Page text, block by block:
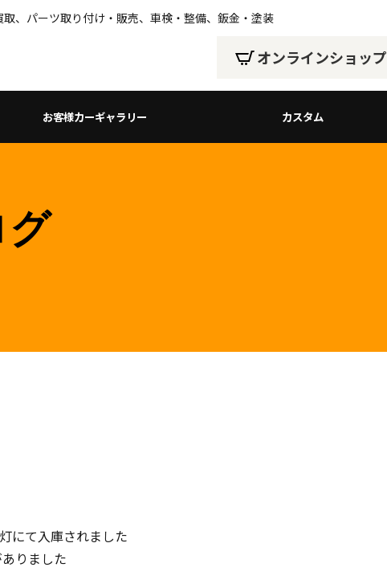
、パーツ取り付け・販売、車検・整備、鈑金・塗装
オンラインショップ
お客様カーギャラリー カスタム
にて入庫されました
りました